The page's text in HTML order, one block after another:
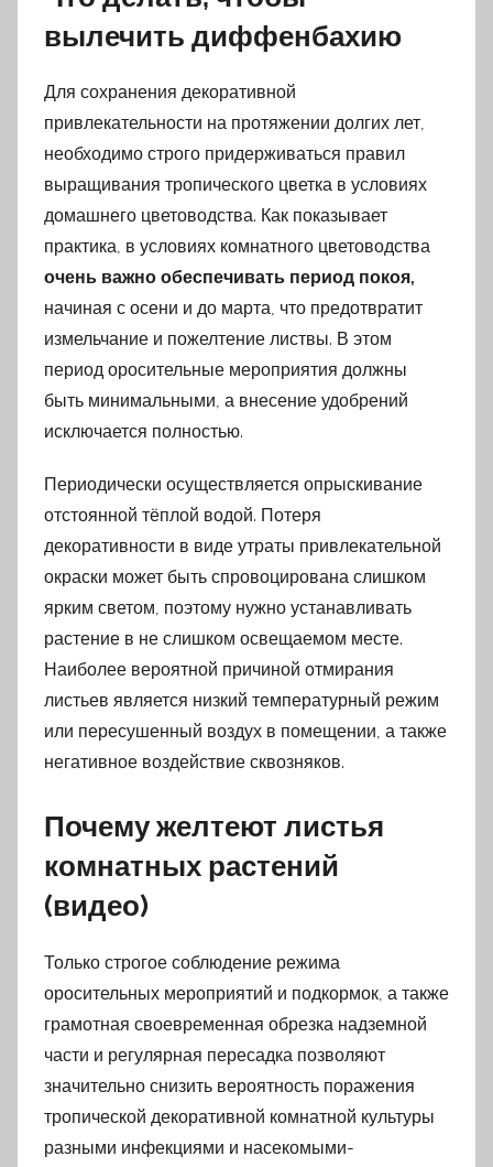
вылечить диффенбахию
Для сохранения декоративной
привлекательности на протяжении долгих лет,
необходимо строго придерживаться правил
выращивания тропического цветка в условиях
домашнего цветоводства. Как показывает
практика, в условиях комнатного цветоводства
очень важно обеспечивать период покоя,
начиная с осени и до марта, что предотвратит
измельчание и пожелтение листвы. В этом
период оросительные мероприятия должны
быть минимальными, а внесение удобрений
исключается полностью.
Периодически осуществляется опрыскивание
отстоянной тёплой водой. Потеря
декоративности в виде утраты привлекательной
окраски может быть спровоцирована слишком
ярким светом, поэтому нужно устанавливать
растение в не слишком освещаемом месте.
Наиболее вероятной причиной отмирания
листьев является низкий температурный режим
или пересушенный воздух в помещении, а также
негативное воздействие сквозняков.
Почему желтеют листья
комнатных растений
(видео)
Только строгое соблюдение режима
оросительных мероприятий и подкормок, а также
грамотная своевременная обрезка надземной
части и регулярная пересадка позволяют
значительно снизить вероятность поражения
тропической декоративной комнатной культуры
разными инфекциями и насекомыми-